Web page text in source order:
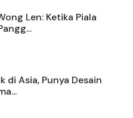
Len: Ketika Piala
di Asia, Punya Desain